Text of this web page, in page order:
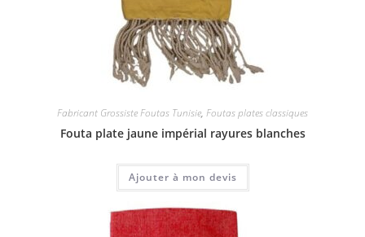
Fabricant Grossiste Foutas Tunisie, Foutas plates classiques
Fouta plate jaune impérial rayures blanches
Ajouter à mon devis